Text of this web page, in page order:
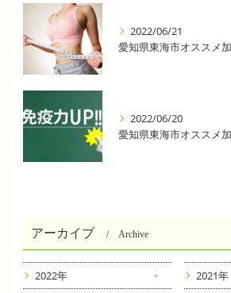
2022/06/21
2022/06/20
アーカイブ Archive
2022年 2021年